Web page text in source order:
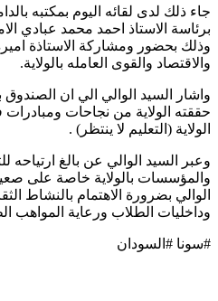
جاء ذلك لدى لقائه اليوم بمكتبه
برئاسة الاستاذ احمد محمد عبادي
وذلك بحضور ومشاركة الاستاذة
والاقتصاد والقوى العامله بالولاية.
واشار السيد الوالي الي ان الصندوق
حققته الولاية من نجاحات
الولاية (التعليم لا ينتظر) .
وعبر السيد الوالي عن بالغ ارتياحه
والمؤسسات بالولاية خاصة على
الوالي بضرورة الاهتمام بالنشاط
وداخليات الطلاب ورعاية المواهب
#سونا #السودان